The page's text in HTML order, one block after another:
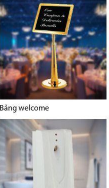
Bảng welcome